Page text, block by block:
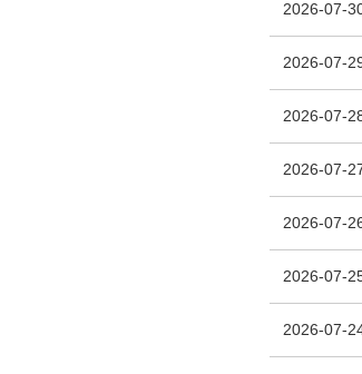
2026-07-
2026-07-
2026-07-
2026-07-
2026-07-
2026-07-
2026-07-